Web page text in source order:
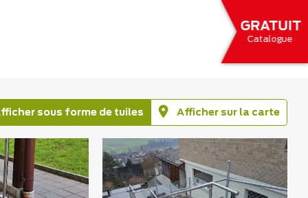
GRATUIT
Catalogue
sous forme de tuiles Afficher sur la carte